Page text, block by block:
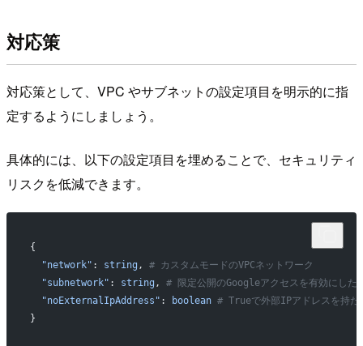
対応策
対応策として、VPC やサブネットの設定項目を明示的に指
定するようにしましょう。
具体的には、以下の設定項目を埋めることで、セキュリティ
リスクを低減できます。
{
  "network"
: string , # カスタムモードのVPCネットワーク
  "subnetwork"
: string , # 限定公開のGoogleアクセスを有効にした
  "noExternalIpAddress"
: boolean # Trueで外部IPアドレスを持た
}